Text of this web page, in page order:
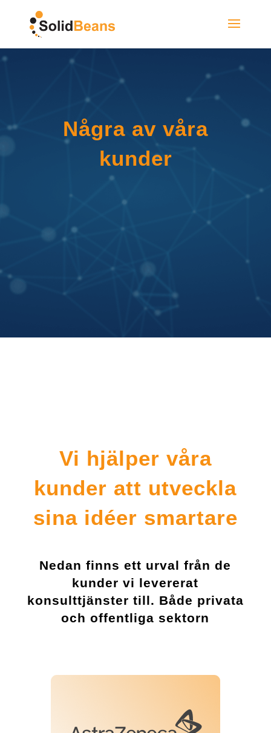
Några av våra
kunder
Vi hjälper våra
kunder att utveckla
sina idéer smartare
Nedan finns ett urval från de
kunder vi levererat
konsulttjänster till. Både privata
och offentliga sektorn